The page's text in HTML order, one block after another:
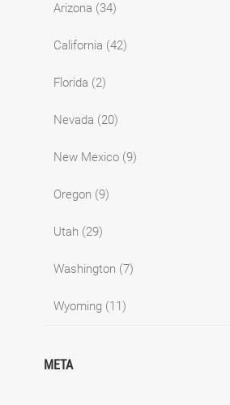
Arizona (34)
California (42)
Florida (2)
Nevada (20)
New Mexico (9)
Oregon (9)
Utah (29)
Washington (7)
Wyoming (11)
META